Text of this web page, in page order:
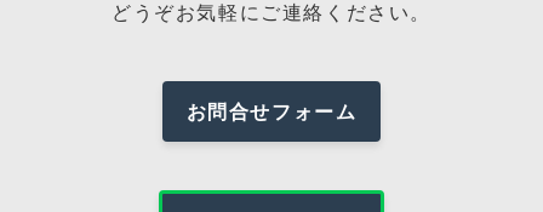
どうぞお気軽にご連絡ください。
お問合せフォーム